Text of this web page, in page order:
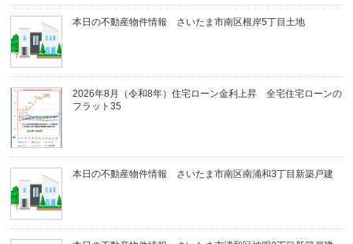
本日の不動産物件情報 さいたま市南区根岸5丁目土地
2026年8月（令和8年）住宅ローン金利上昇 全宅住宅ローンの
フラット35
本日の不動産物件情報 さいたま市南区南浦和3丁目新築戸建